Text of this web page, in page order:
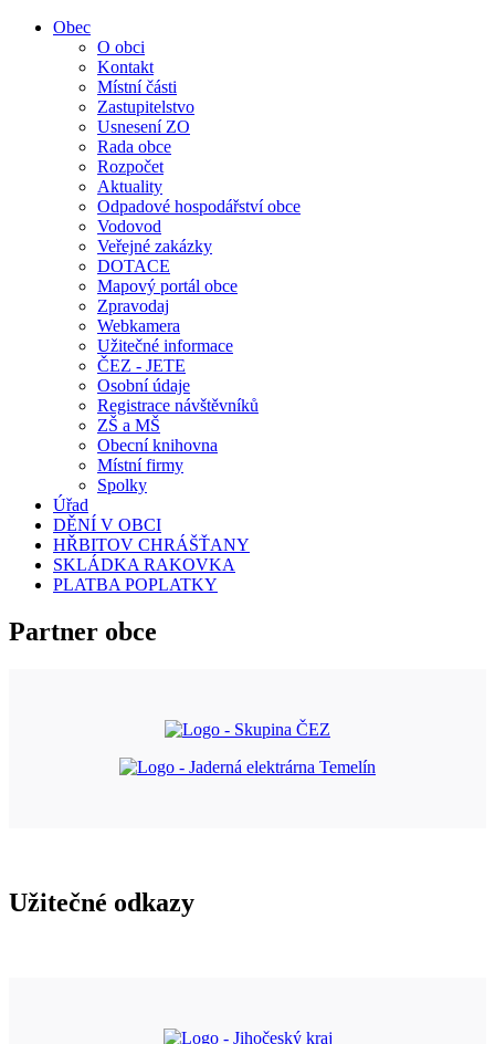
Obec
O obci
Kontakt
Místní části
Zastupitelstvo
Usnesení ZO
Rada obce
Rozpočet
Aktuality
Odpadové hospodářství obce
Vodovod
Veřejné zakázky
DOTACE
Mapový portál obce
Zpravodaj
Webkamera
Užitečné informace
ČEZ - JETE
Osobní údaje
Registrace návštěvníků
ZŠ a MŠ
Obecní knihovna
Místní firmy
Spolky
Úřad
DĚNÍ V OBCI
HŘBITOV CHRÁŠŤANY
SKLÁDKA RAKOVKA
PLATBA POPLATKY
Partner obce
Užitečné odkazy